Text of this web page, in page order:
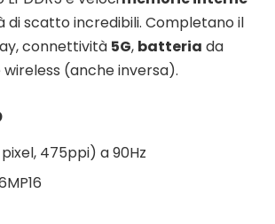
di scatto incredibili. Completano il
connettività 5G, batteria da
(anche inversa).
pixel, 475ppi) a 90Hz